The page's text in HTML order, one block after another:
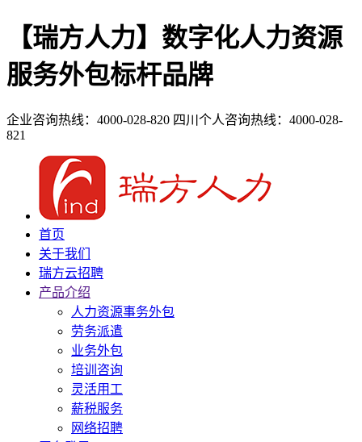
【瑞方人力】数字化人力资源
服务外包标杆品牌
企业咨询热线：4000-028-820 四川个人咨询热线：4000-028-
821
首页
关于我们
瑞方云招聘
产品介绍
人力资源事务外包
劳务派遣
业务外包
培训咨询
灵活用工
薪税服务
网络招聘